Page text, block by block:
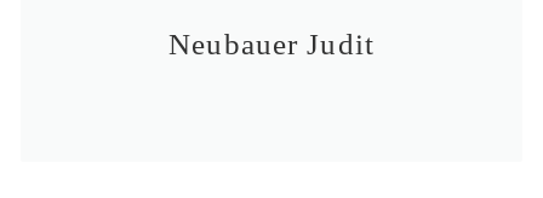
Neubauer Judit